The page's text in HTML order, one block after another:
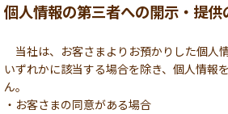
個人情報の第三者への開示・提供
当社は、お客さまよりお預かりした個人
いずれかに該当する場合を除き、個人情報
ん。
・お客さまの同意がある場合